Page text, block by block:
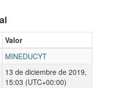
Valor
MINEDUCYT
13 de diciembre de 2019,
15:03 (UTC+00:00)